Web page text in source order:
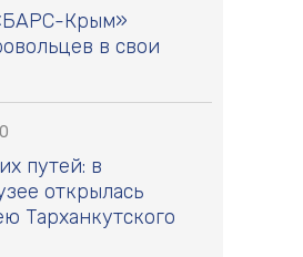
Крым»
в свои
путей: в
открылась
Тарханкутского